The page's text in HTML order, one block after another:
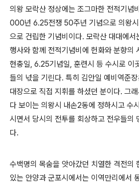
의왕 모락산 정상에는 조그마한 전적기념
000년 6.25전쟁 50주년 기념으로 의왕
으로 건립한 기념비이다. 모락산 대대에서
행사와 함께 전적기념비에 헌화와 분향의
현충일, 6.25기념일, 훈련시 등 수시로 이
들의 넋을 기린다. 특히 김안일 예비역준
대장으로 직접 지휘를 하셨던 분이다. 그
다 보이는 의왕시 내손2동에 정하시고 수
시면서 당시의 전투를 회상하고 전우들의
다.
수백명의 목숨을 앗아갔던 치열한 격전의
있는 안양과 군포시에서는 이역만리에서